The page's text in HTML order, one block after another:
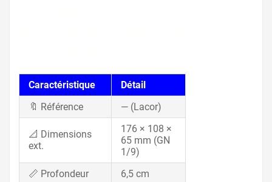
Caractéristique
Détail
🔖 Référence
— (Lacor)
📐 Dimensions
ext.
176 × 108 ×
65 mm (GN
1/9)
📏 Profondeur
6,5 cm